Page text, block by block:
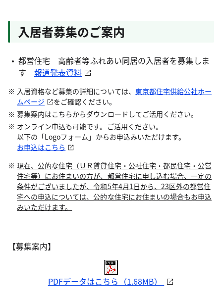
入居者募集のご案内
都営住宅 高齢者等ふれあい同居の入居者を募集しま
す 報道発表資料
入居資格など募集の詳細については、 東京都住宅供給公社ホー
ムページ
をご確認ください。
募集案内はこちらからダウンロードしてご活用ください。
オンライン申込も可能です。ご活用ください。
以下の「Logoフォーム」からお申込みいただけます。
お申込はこちら
現在、公的な住宅（ＵＲ賃貸住宅・公社住宅・都民住宅・公営
住宅等）にお住まいの方が、都営住宅に申し込む場合、一定の
条件がございましたが、令和5年4月1日から、23区外の都営住
宅への申込については、公的な住宅にお住まいの場合もお申込
みいただけます。
【募集案内】
PDFデータはこちら（1.68MB）